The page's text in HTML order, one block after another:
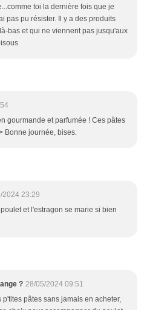
toi la dernière fois que je
pas pu résister. Il y a des produits
bas et qui ne viennent pas jusqu'aux
gourmande et parfumée ! Ces pâtes
Bonne journée, bises.
2024 23:29
et l'estragon se marie si bien
? 28/05/2024 09:51
pâtes sans jamais en acheter,